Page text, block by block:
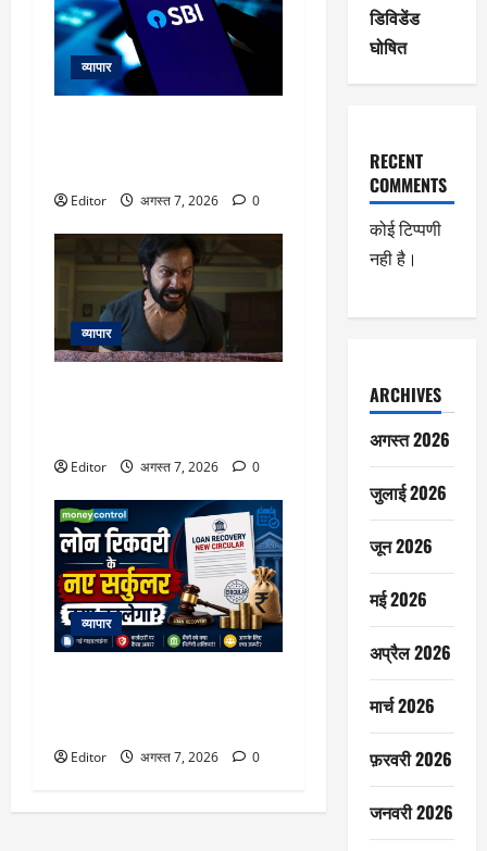
व्यापार
Editor अगस्त 7, 2026 0
व्यापार
Editor अगस्त 7, 2026 0
व्यापार
Editor अगस्त 7, 2026 0
डिविडेंड
घोषित
RECENT
COMMENTS
कोई टिप्पणी
नही है।
ARCHIVES
अगस्त 2026
जुलाई 2026
जून 2026
मई 2026
अप्रैल 2026
मार्च 2026
फ़रवरी 2026
जनवरी 2026